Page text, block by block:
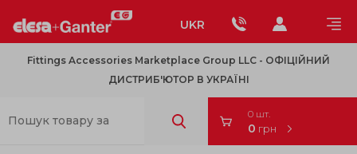
UKR
Fittings Accessories Marketplace Group LLC - OФІЦІЙНИЙ
ДИСТРИБ'ЮТОР В УКРАЇНІ
0 шт.
0 грн